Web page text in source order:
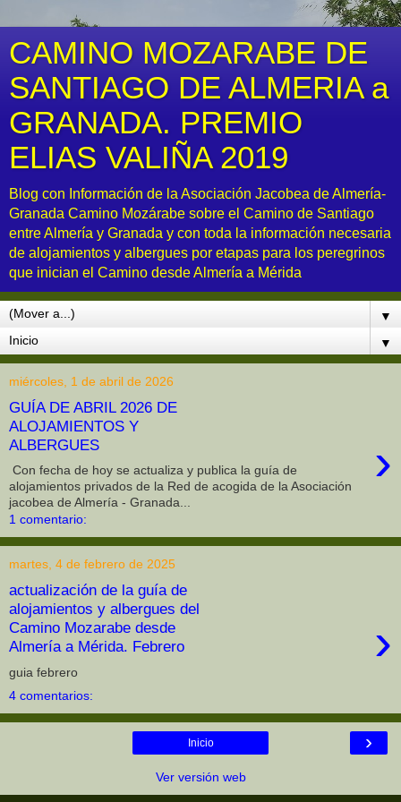
CAMINO MOZARABE DE
SANTIAGO DE ALMERIA a
GRANADA. PREMIO
ELIAS VALIÑA 2019
Blog con Información de la Asociación Jacobea de Almería-
Granada Camino Mozárabe sobre el Camino de Santiago
entre Almería y Granada y con toda la información necesaria
de alojamientos y albergues por etapas para los peregrinos
que inician el Camino desde Almería a Mérida
▼
▼
miércoles, 1 de abril de 2026
GUÍA DE ABRIL 2026 DE
ALOJAMIENTOS Y
ALBERGUES
›
Con fecha de hoy se actualiza y publica la guía de
alojamientos privados de la Red de acogida de la Asociación
jacobea de Almería - Granada...
1 comentario:
martes, 4 de febrero de 2025
actualización de la guía de
alojamientos y albergues del
Camino Mozarabe desde
Almería a Mérida. Febrero
›
guia febrero
4 comentarios:
›
Inicio
Ver versión web